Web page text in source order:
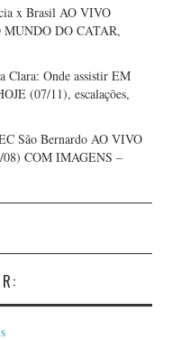
x Brasil AO VIVO
DO CATAR,
Clara: Onde assistir EM
(07/11), escalações,
São Bernardo AO VIVO
COM IMAGENS –